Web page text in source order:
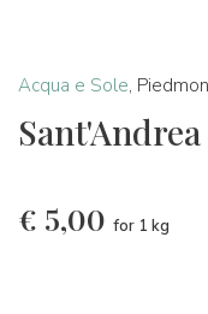
Acqua e Sole,
€ 5,00 for 1 kg